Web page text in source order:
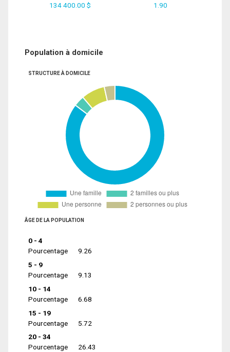
134 400.00 $ 1.90
Population à domicile
STRUCTURE À DOMICILE
ÂGE DE LA POPULATION
0 - 4
Pourcentage
9.26
5 - 9
Pourcentage
9.13
10 - 14
Pourcentage
6.68
15 - 19
Pourcentage
5.72
20 - 34
Pourcentage
26.43